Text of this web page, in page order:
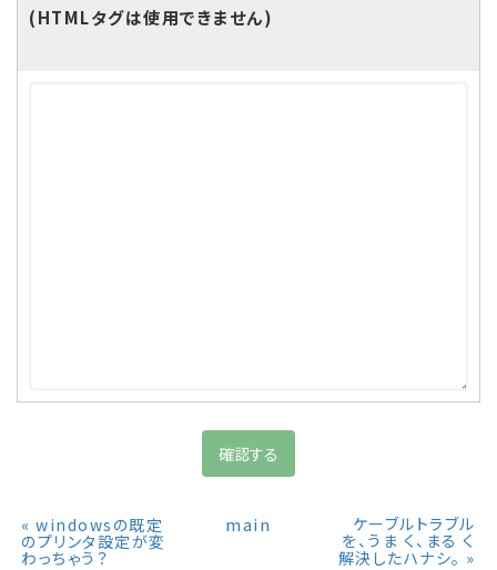
(HTMLタグは使用できません)
« windowsの既定
のプリンタ設定が変
わっちゃう？
main ケーブルトラブル
を、うま く、まる く
解決したハナシ。 »